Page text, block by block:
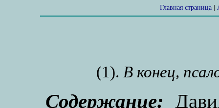
Главная страница|
(1). В конец,
Содержание: